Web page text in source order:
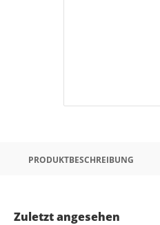
PRODUKTBESCHREIBUNG
Zuletzt angesehen